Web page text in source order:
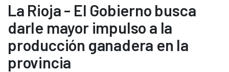
La Rioja - El Gobierno busca
darle mayor impulso a la
producción ganadera en la
provincia